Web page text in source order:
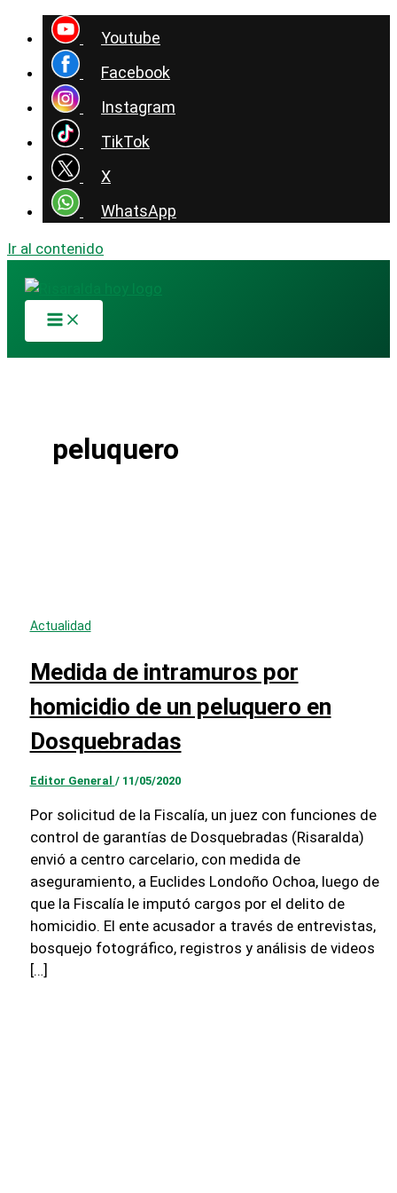
Youtube
Facebook
Instagram
TikTok
X
WhatsApp
Ir al contenido
peluquero
Actualidad
Medida de intramuros por
homicidio de un peluquero en
Dosquebradas
Editor General / 11/05/2020
Por solicitud de la Fiscalía, un juez con funciones de
control de garantías de Dosquebradas (Risaralda)
envió a centro carcelario, con medida de
aseguramiento, a Euclides Londoño Ochoa, luego de
que la Fiscalía le imputó cargos por el delito de
homicidio. El ente acusador a través de entrevistas,
bosquejo fotográfico, registros y análisis de videos
[…]